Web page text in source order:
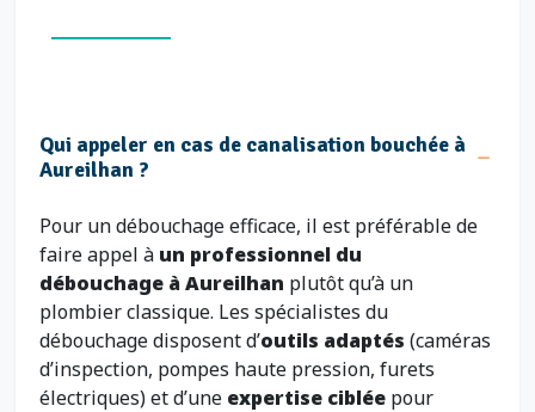
Qui appeler en cas de canalisation bouchée à
Aureilhan ?
Pour un débouchage efficace, il est préférable de
faire appel à un professionnel du
débouchage à Aureilhan plutôt qu’à un
plombier classique. Les spécialistes du
débouchage disposent d’outils adaptés (caméras
d’inspection, pompes haute pression, furets
électriques) et d’une expertise ciblée pour